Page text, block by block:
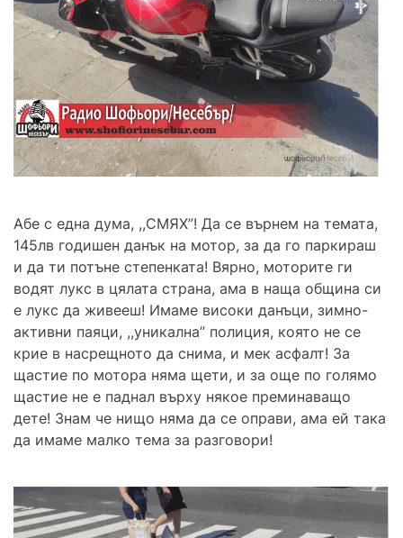
Абе с една дума, ,,СМЯХ”! Да се върнем на темата,
145лв годишен данък на мотор, за да го паркираш
и да ти потъне степенката! Вярно, моторите ги
водят лукс в цялата страна, ама в наща община си
е лукс да живееш! Имаме високи данъци, зимно-
активни паяци, ,,уникална” полиция, която не се
крие в насрещното да снима, и мек асфалт! За
щастие по мотора няма щети, и за още по голямо
щастие не е паднал върху някое преминаващо
дете! Знам че нищо няма да се оправи, ама ей така
да имаме малко тема за разговори!